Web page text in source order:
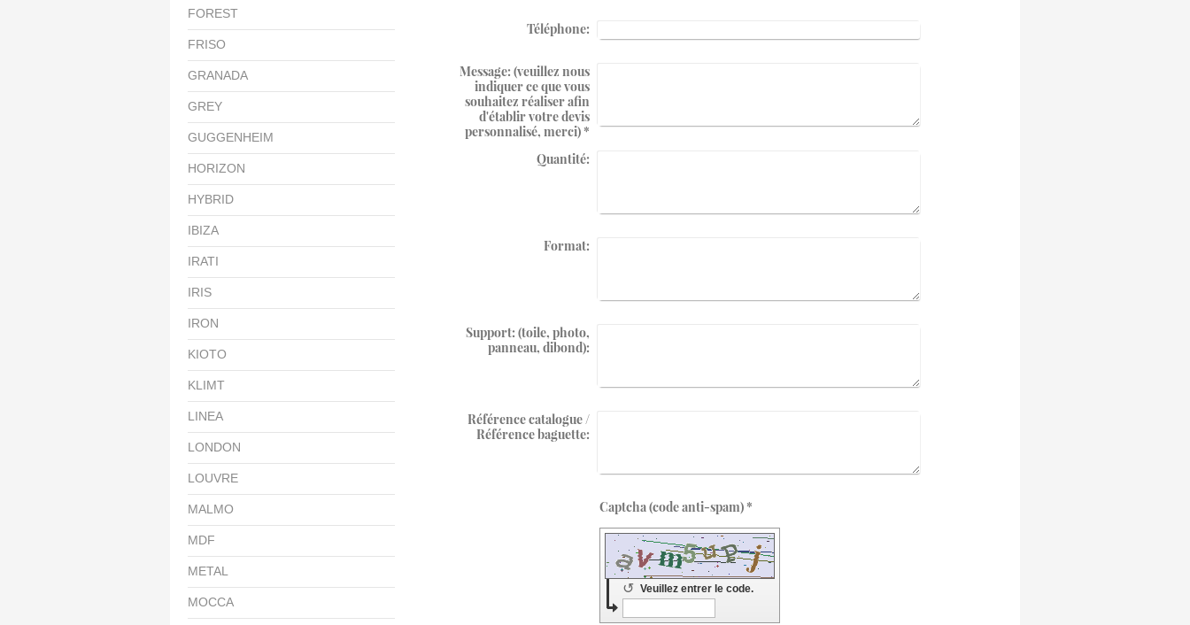
Téléphone:
Message: (veuillez nous
indiquer ce que vous
souhaitez réaliser afin
d'établir votre devis
personnalisé, merci)*
Quantité:
Format:
Support: (toile, photo,
panneau, dibond):
Référence catalogue /
Référence baguette:
Captcha (code anti-spam) *
Veuillez entrer le code.
↺
FOREST
FRISO
GRANADA
GREY
GUGGENHEIM
HORIZON
HYBRID
IBIZA
IRATI
IRIS
IRON
KIOTO
KLIMT
LINEA
LONDON
LOUVRE
MALMO
MDF
METAL
MOCCA